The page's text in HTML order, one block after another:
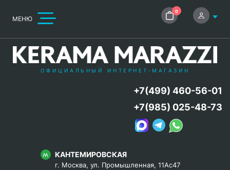
МЕНЮ
0
ОФИЦИАЛЬНЫЙ ИНТЕРНЕТ-МАГАЗИН
КАНТЕМИРОВСКАЯ
г. Москва, ул. Промышленная, 11Ас47
+7(499) 460-56-01
+7(985) 025-48-73